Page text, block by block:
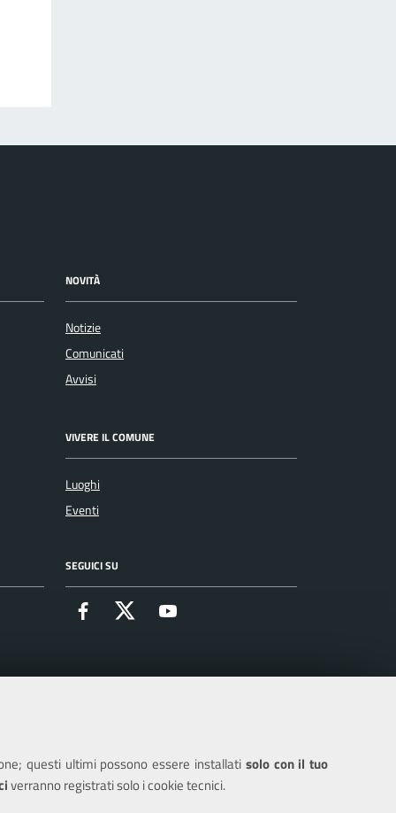
questi ultimi possono essere installati solo con il tuo
verranno registrati solo i cookie tecnici.
NOVITÀ
Notizie
Comunicati
Avvisi
VIVERE IL COMUNE
Luoghi
Eventi
SEGUICI SU
Facebook